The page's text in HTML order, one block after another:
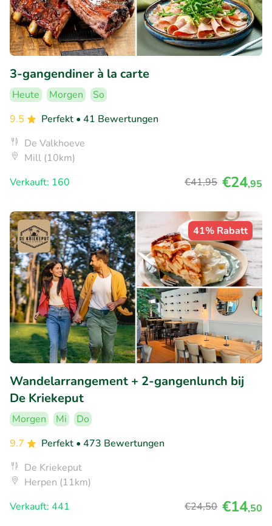
3-gangendiner à la carte
Heute Morgen
So
9.5
Perfekt • 41 Bewertungen
De Valkhoeve
Mill (10km)
Verkauft: 160
€41,95 €24,95
41% Rabatt
Wandelarrangement + 2-gangenlunch bij
De Kriekeput
Morgen Mi
Do
9.7
Perfekt • 473 Bewertungen
De Kriekeput
Herpen (11km)
Verkauft: 441
€24,50 €14,50